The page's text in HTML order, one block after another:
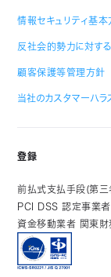
情報セキュリティ基本
反社会的勢力に対す
顧客保護等管理方針
当社のカスタマーハ
登録
前払式支払手段(第
PCI DSS 認定事業者
資金移動業者 関東